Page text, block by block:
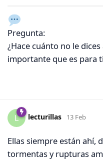
Pregunta:
¿Hace cuánto no le
importante que es para
L lecturillas 13 Feb
Ellas siempre están ahí,
tormentas y rupturas